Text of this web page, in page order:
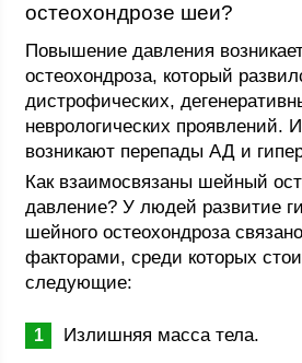
остеохондрозе шеи?
Повышение давления
остеохондроза, который
дистрофических,
неврологических проявлений.
возникают перепады АД и
Как взаимосвязаны шейный
давление? У людей развитие
шейного остеохондроза
факторами, среди которых
следующие:
Излишняя масса тела.